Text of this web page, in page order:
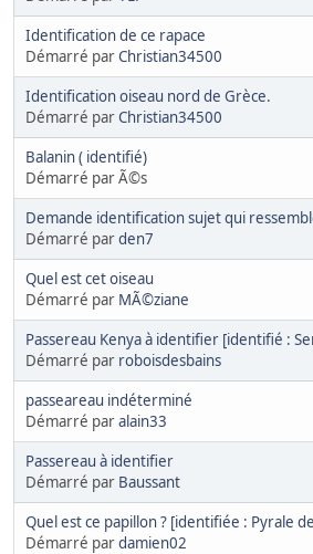
Identification de ce rapace
Démarré parChristian34500
Identification oiseau nord de Grèce.
Démarré parChristian34500
Balanin ( identifié)
Démarré par Ã©s
Demande identification sujet qui
Démarré parden7
Quel est cet oiseau
Démarré par MÃ©ziane
Passereau Kenya à identifier [identifié :
Démarré par roboisdesbains
passeareau indéterminé
Démarré paralain33
Passereau à identifier
Démarré par Baussant
Quel est ce papillon ? [identifiée : Pyrale
Démarré pardamien02